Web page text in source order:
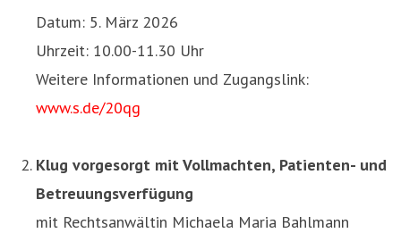
Datum: 5. März 2026
Uhrzeit: 10.00-11.30 Uhr
Weitere Informationen und Zugangslink:
www.s.de/20qg
Klug vorgesorgt mit Vollmachten, Patienten- und
Betreuungsverfügung
mit Rechtsanwältin Michaela Maria Bahlmann